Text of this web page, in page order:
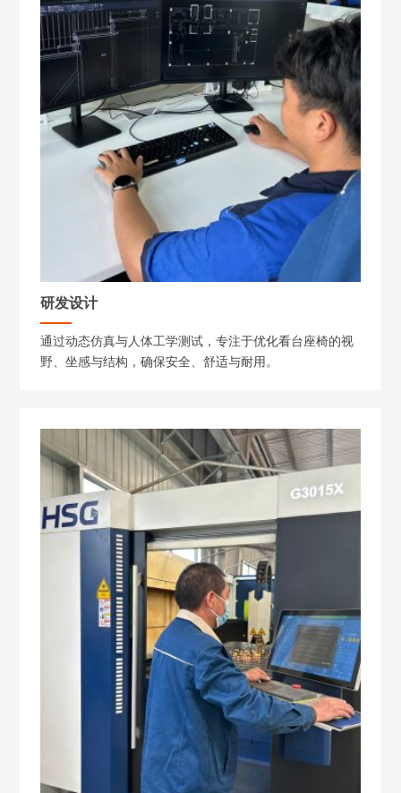
研发设计
通过动态仿真与人体工学测试，专注于优化看台座椅的视
野、坐感与结构，确保安全、舒适与耐用。